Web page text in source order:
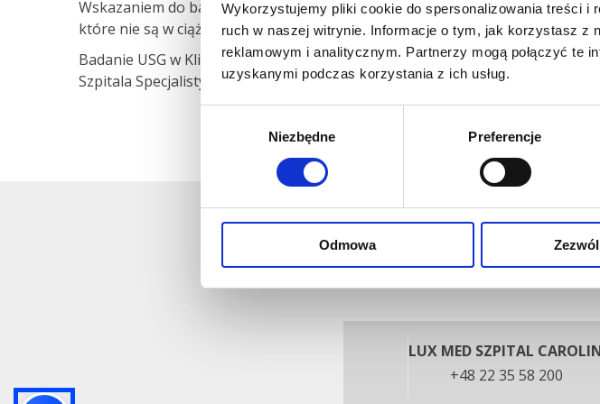
Wykorzystujemy pliki cookie do spersonalizowania treści i
ruch w naszej witrynie. Informacje o tym, jak korzystasz z
reklamowym i analitycznym. Partnerzy mogą połączyć te
uzyskanymi podczas korzystania z ich usług.
Niezbędne Preferencje
Odmowa
Leczenie bólu
Wskazaniem do badania mogą być różnego rodzaju stwardnienia – np.
które nie są w ciąży ani nie karmią, zmiany w brodawce lub guzki w dołach
Badanie USG w Klinice Optimum wykonuje lekarz z wieloletnim stażem w
Szpitala Specjalistycznego w Warszawie, Oddział Chorób Wewnętrznych,
LUX MED SZPITAL
+48 22 35 58 200